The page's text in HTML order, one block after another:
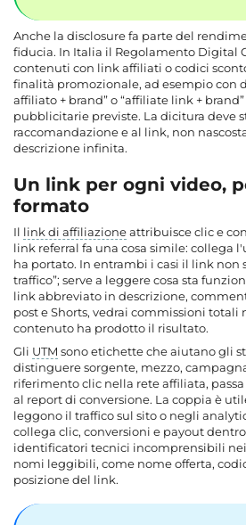
Anche la disclosure fa parte del
fiducia. In Italia il Regolamento Digital
contenuti con link affiliati o codici
finalità promozionale, ad esempio con
affiliato + brand” o “affiliate link +
pubblicitarie previste. La dicitura deve
raccomandazione e al link, non
descrizione infinita.
Un link per ogni video,
formato
Il link di affiliazioneattribuisce clic e
link referral fa una cosa simile: collega
ha portato. In entrambi i casi il link non
traffico”; serve a leggere cosa sta
link abbreviato in descrizione,
post e Shorts, vedrai commissioni totali
contenuto ha prodotto il risultato.
Gli UTM sono etichette che aiutano gli
distinguere sorgente, mezzo,
riferimento clic nella rete affiliata,
al report di conversione. La coppia è
leggono il traffico sul sito o negli
collega clic, conversioni e payout
identificatori tecnici incomprensibili
nomi leggibili, come nome offerta,
posizione del link.